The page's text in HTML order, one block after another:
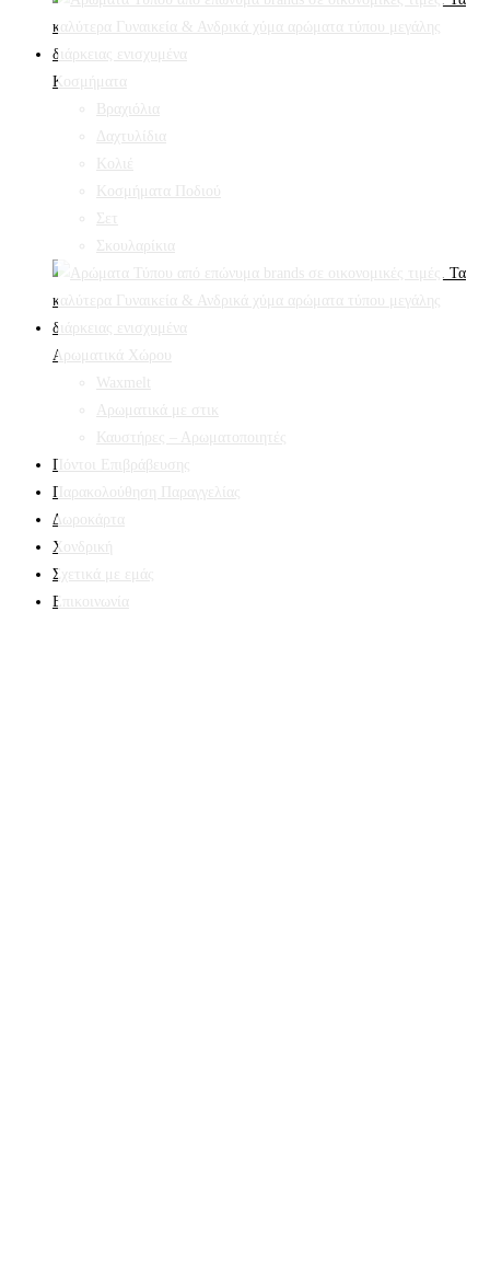
Κοσμήματα
Βραχιόλια
Δαχτυλίδια
Κολιέ
Κοσμήματα Ποδιού
Σετ
Σκουλαρίκια
Αρωματικά Χώρου
Waxmelt
Αρωματικά με στικ
Καυστήρες – Αρωματοποιητές
Πόντοι Επιβράβευσης
Παρακολούθηση Παραγγελίας
Δωροκάρτα
Χονδρική
Σχετικά με εμάς
Επικοινωνία